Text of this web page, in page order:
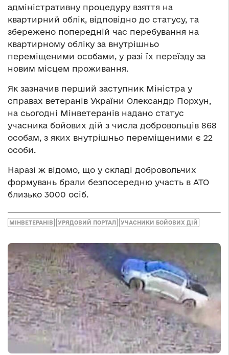
адміністративну процедуру взяття на
квартирний облік, відповідно до статусу, та
збережено попередній час перебування на
квартирному обліку за внутрішньо
переміщеними особами, у разі їх переїзду за
новим місцем проживання.
Як зазначив перший заступник Міністра у
справах ветеранів України Олександр Порхун,
на сьогодні Мінветеранів надано статус
учасника бойових дій з числа добровольців 868
особам, з яких внутрішньо переміщеними є 22
особи.
Наразі ж відомо, що у складі добровольчих
формувань брали безпосередню участь в АТО
близько 3000 осіб.
МІНВЕТЕРАНІВ УРЯДОВИЙ ПОРТАЛ УЧАСНИКИ БОЙОВИХ ДІЙ